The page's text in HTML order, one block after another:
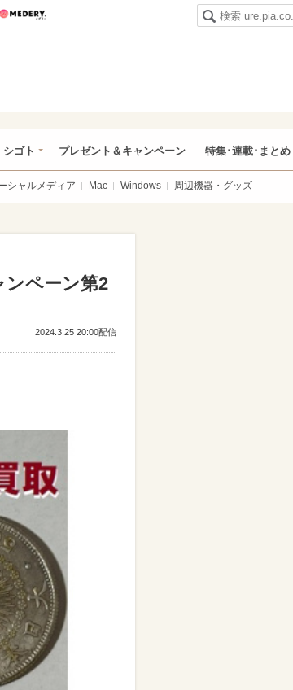
まい肉
シゴト プレゼント＆キャンペーン 特集･連載･まとめ
シャルメディア Mac Windows 周辺機器・グッズ
ンペーン第2
2024.3.25 20:00配信